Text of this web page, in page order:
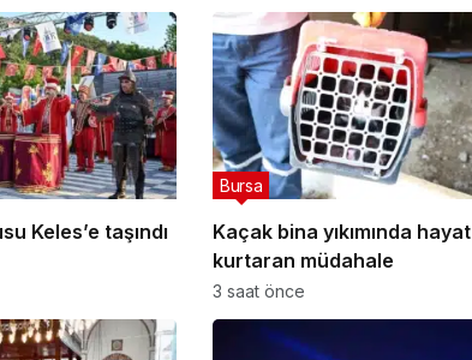
Keles’e taşındı
Kaçak bina yıkımında hayat
kurtaran müdahale
Bursa
3 saat önce